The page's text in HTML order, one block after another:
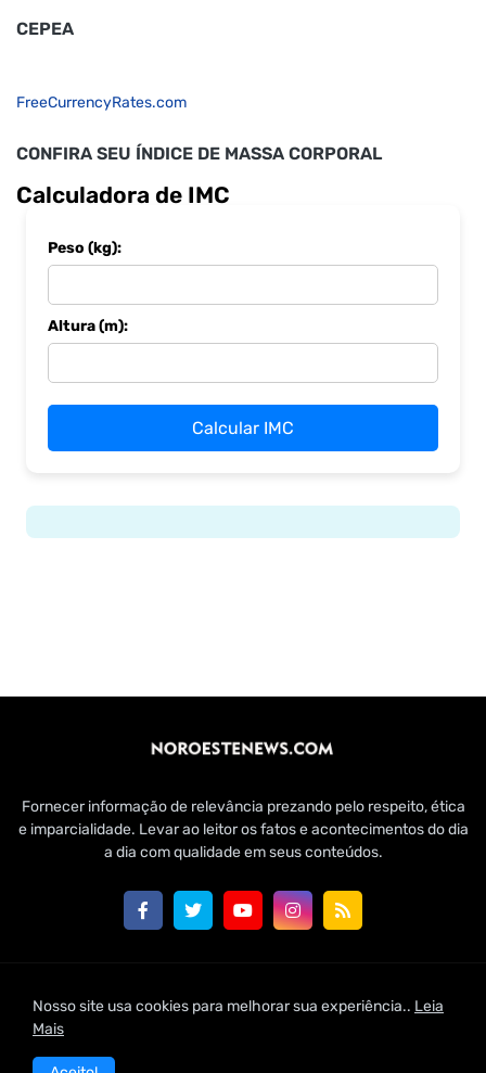
CEPEA
FreeCurrencyRates.com
CONFIRA SEU ÍNDICE DE MASSA CORPORAL
Calculadora de IMC
Peso (kg):
Altura (m):
Calcular IMC
Fornecer informação de relevância prezando pelo respeito, ética
e imparcialidade. Levar ao leitor os fatos e acontecimentos do dia
a dia com qualidade em seus conteúdos.
Customizado por Edmundo Baía Júnior para Jornal Noroeste
Home
Nosso site usa cookies para melhorar sua experiência.. Leia
Mais